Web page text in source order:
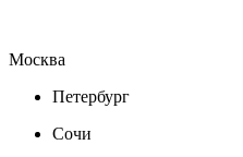
Москва
Петербург
Сочи